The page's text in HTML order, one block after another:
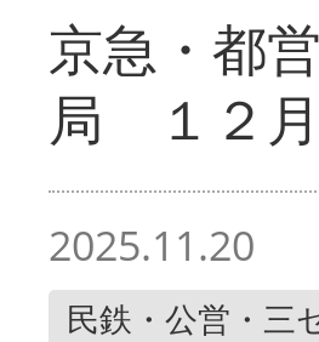
京急・都
局 １２
2025.11.20
民鉄・公営・三